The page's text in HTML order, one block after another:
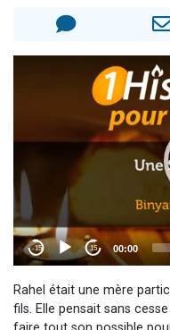
Il
3
5
Rahel était une mère
fils. Elle pensait sans